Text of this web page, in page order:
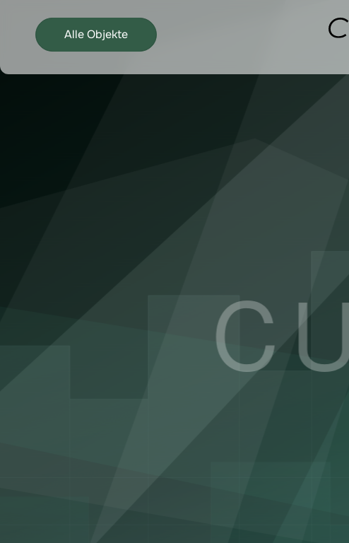
Alle Objekte